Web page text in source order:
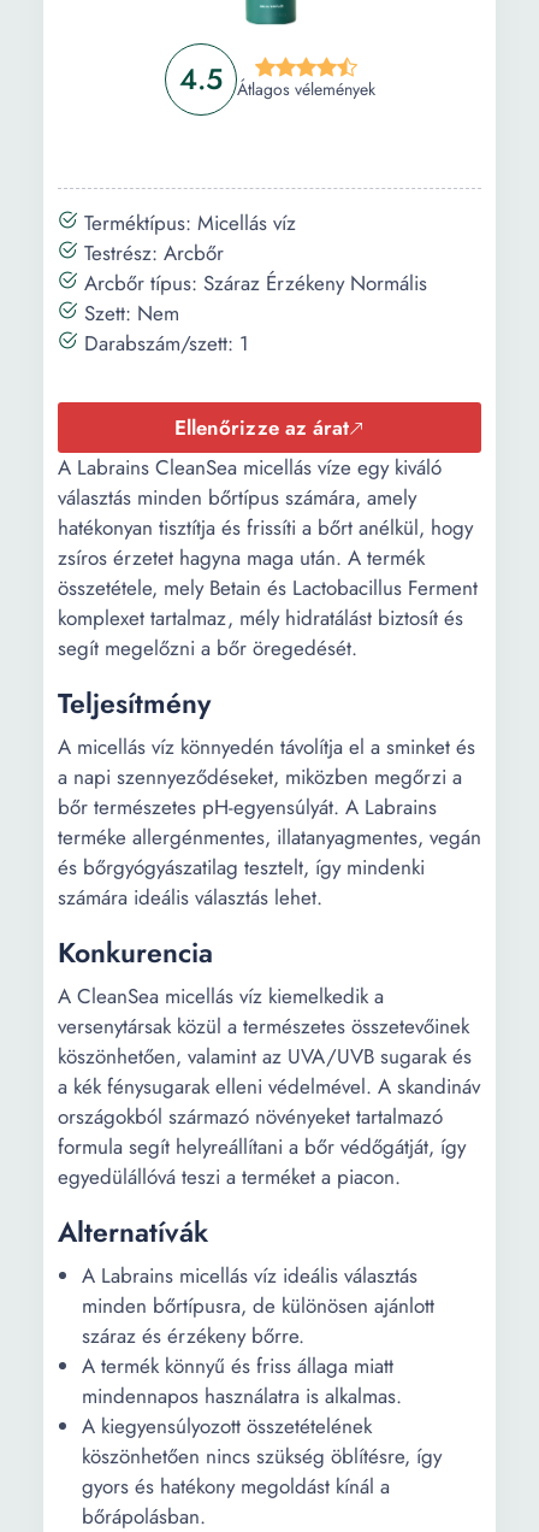
4.5 Átlagos vélemények
Terméktípus: Micellás víz
Testrész: Arcbőr
Arcbőr típus: Száraz Érzékeny Normális
Szett: Nem
Darabszám/szett: 1
Ellenőrizze az árat
A Labrains CleanSea micellás víze egy kiváló
választás minden bőrtípus számára, amely
hatékonyan tisztítja és frissíti a bőrt anélkül, hogy
zsíros érzetet hagyna maga után. A termék
összetétele, mely Betain és Lactobacillus Ferment
komplexet tartalmaz, mély hidratálást biztosít és
segít megelőzni a bőr öregedését.
Teljesítmény
A micellás víz könnyedén távolítja el a sminket és
a napi szennyeződéseket, miközben megőrzi a
bőr természetes pH-egyensúlyát. A Labrains
terméke allergénmentes, illatanyagmentes, vegán
és bőrgyógyászatilag tesztelt, így mindenki
számára ideális választás lehet.
Konkurencia
A CleanSea micellás víz kiemelkedik a
versenytársak közül a természetes összetevőinek
köszönhetően, valamint az UVA/UVB sugarak és
a kék fénysugarak elleni védelmével. A skandináv
országokból származó növényeket tartalmazó
formula segít helyreállítani a bőr védőgátját, így
egyedülállóvá teszi a terméket a piacon.
Alternatívák
A Labrains micellás víz ideális választás
minden bőrtípusra, de különösen ajánlott
száraz és érzékeny bőrre.
A termék könnyű és friss állaga miatt
mindennapos használatra is alkalmas.
A kiegyensúlyozott összetételének
köszönhetően nincs szükség öblítésre, így
gyors és hatékony megoldást kínál a
bőrápolásban.